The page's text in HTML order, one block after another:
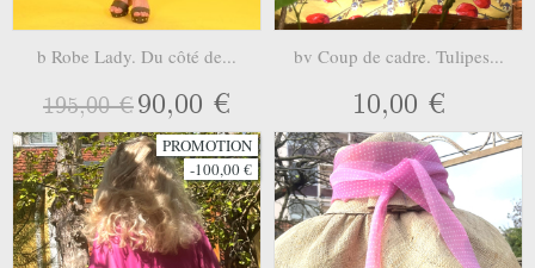
b Robe Lady. Du côté de...
195,00 €90,00 €
bv Coup de cadre. Tulipes...
10,00 €
PROMOTION
-100,00 €